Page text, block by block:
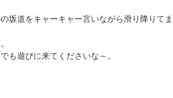
坂道をキャーキャー言いながら滑り降りてま
も遊びに来てくださいな～。